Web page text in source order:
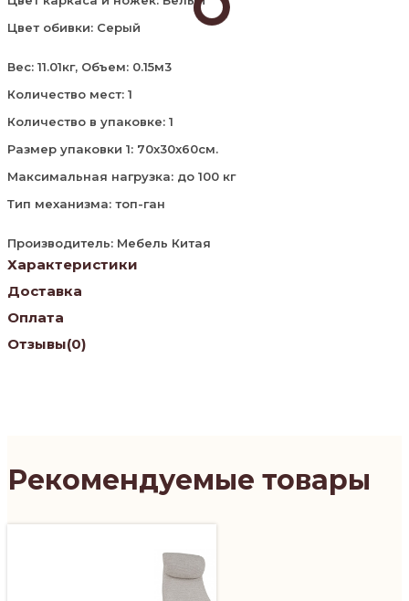
Цвет обивки: Серый
Вес: 11.01кг, Объем: 0.15м3
Количество мест: 1
Количество в упаковке: 1
Размер упаковки 1: 70х30х60см.
Максимальная нагрузка: до 100 кг
Тип механизма: топ-ган
Производитель: Мебель Китая
Характеристики
Доставка
Оплата
Отзывы(0)
Рекомендуемые товары